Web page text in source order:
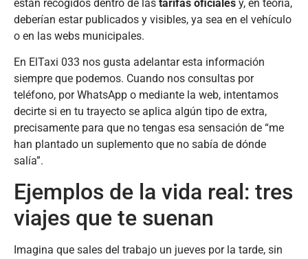
están recogidos dentro de las tarifas oficiales y, en teoría,
deberían estar publicados y visibles, ya sea en el vehículo
o en las webs municipales.
En ElTaxi 033 nos gusta adelantar esta información
siempre que podemos. Cuando nos consultas por
teléfono, por WhatsApp o mediante la web, intentamos
decirte si en tu trayecto se aplica algún tipo de extra,
precisamente para que no tengas esa sensación de “me
han plantado un suplemento que no sabía de dónde
salía”.
Ejemplos de la vida real: tres
viajes que te suenan
Imagina que sales del trabajo un jueves por la tarde, sin